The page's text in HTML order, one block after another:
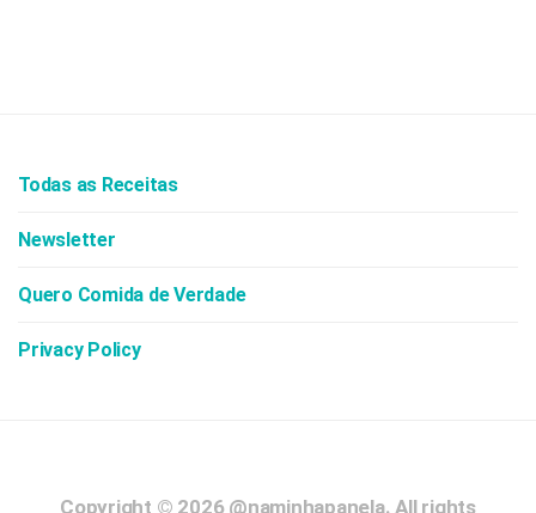
Todas as Receitas
Newsletter
Quero Comida de Verdade
Privacy Policy
Copyright © 2026 @naminhapanela.All rights